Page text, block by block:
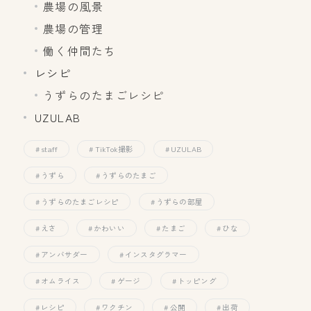
農場の風景
農場の管理
働く仲間たち
レシピ
うずらのたまごレシピ
UZULAB
staff TikTok撮影 UZULAB
うずら うずらのたまご
うずらのたまごレシピ うずらの部屋
えさ かわいい たまご ひな
アンバサダー インスタグラマー
オムライス ゲージ トッピング
レシピ ワクチン 公開 出荷